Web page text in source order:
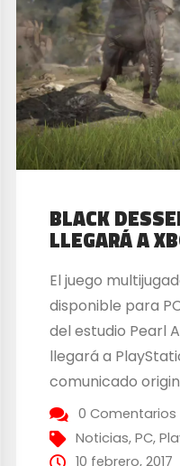
BLACK
LLEGARÁ A
El juego
disponible para
del estudio Pearl
llegará a
comunicado
van a ofrecer el
versión actual
ha decidido aún si
0 Comentarios
Noticias,PC,
10 febrero, 2017